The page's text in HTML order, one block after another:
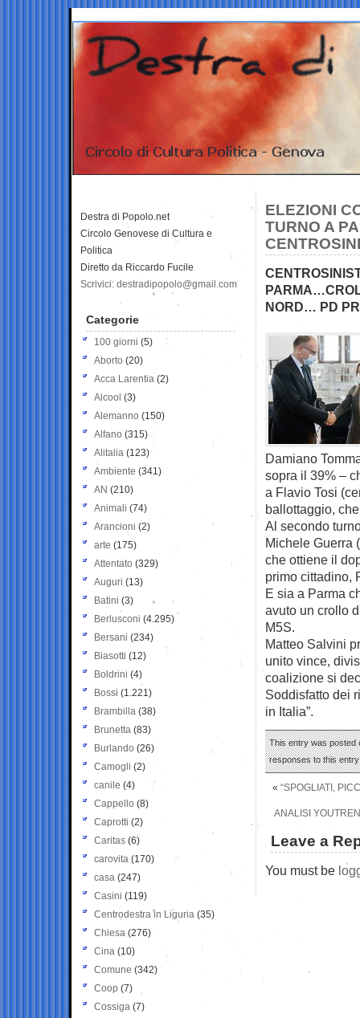
ELEZIONI
TURNO A
NORD… PD
Damiano
sopra il 39% –
a Flavio Tosi
ballottaggio,
Al secondo
Michele Guerra
che ottiene il
primo cittadino,
E sia a Parma
avuto un crollo
M5S.
Matteo Salvini
unito vince,
coalizione si
Soddisfatto dei
in Italia”.
This entry was posted
responses to this
« “SPOGLIATI,
ANALISI
Leave a
You must be
Destra di Popolo.net
Circolo Genovese di Cultura e
Politica
Diretto da Riccardo Fucile
Scrivici: destradipopolo@gmail.com
Categorie
100 giorni (5)
Aborto (20)
Acca Larentia (2)
Alcool (3)
Alemanno (150)
Alfano (315)
Alitalia (123)
Ambiente (341)
AN (210)
Animali (74)
Arancioni (2)
arte (175)
Attentato (329)
Auguri (13)
Batini (3)
Berlusconi (4.295)
Bersani (234)
Biasotti (12)
Boldrini (4)
Bossi (1.221)
Brambilla (38)
Brunetta (83)
Burlando (26)
Camogli (2)
canile (4)
Cappello (8)
Caprotti (2)
Caritas (6)
carovita (170)
casa (247)
Casini (119)
Centrodestra in Liguria (35)
Chiesa (276)
Cina (10)
Comune (342)
Coop (7)
Cossiga (7)